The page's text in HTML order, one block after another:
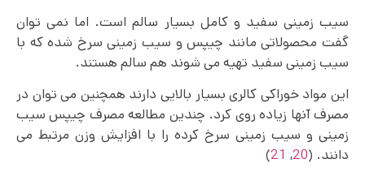
سیب زمینی سفید و کامل بسیار سالم است. اما نمی توان
گفت محصولاتی مانند چیپس و سیب زمینی سرخ شده که با
سیب زمینی سفید تهیه می‌ شوند هم سالم هستند.
این مواد خوراکی کالری بسیار بالایی دارند همچنین می توان در
مصرف آنها زیاده‌ روی کرد. چندین مطالعه مصرف چیپس سیب
زمینی و سیب زمینی سرخ کرده را با افزایش وزن مرتبط می‌
دانند. (20
,
21
)